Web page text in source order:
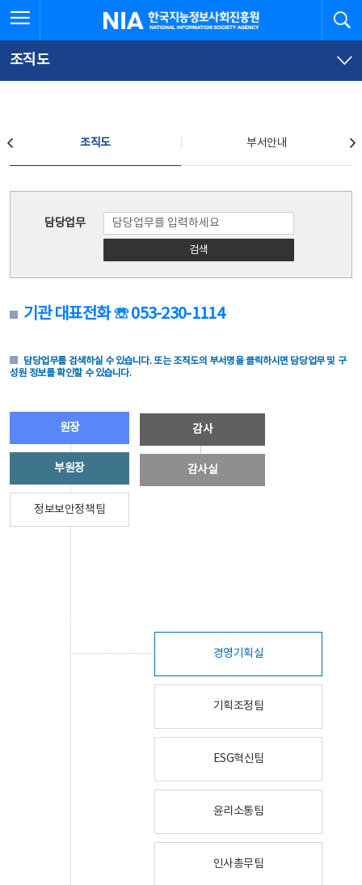
문
로
가
체
뉴
바
가
한국지능정보사회진흥원
조직도
조직도 부서안내
담당업무
검색
기관 대표전화 ☏ 053-230-1114
담당업무를 검색하실 수 있습니다. 또는 조직도의 부서명을 클릭하시면 담당업무 및 구
성원 정보를 확인할 수 있습니다.
원장
부원장
정보보안정책팀
감사
감사실
경영기획실
기획조정팀
ESG혁신팀
윤리소통팀
인사총무팀